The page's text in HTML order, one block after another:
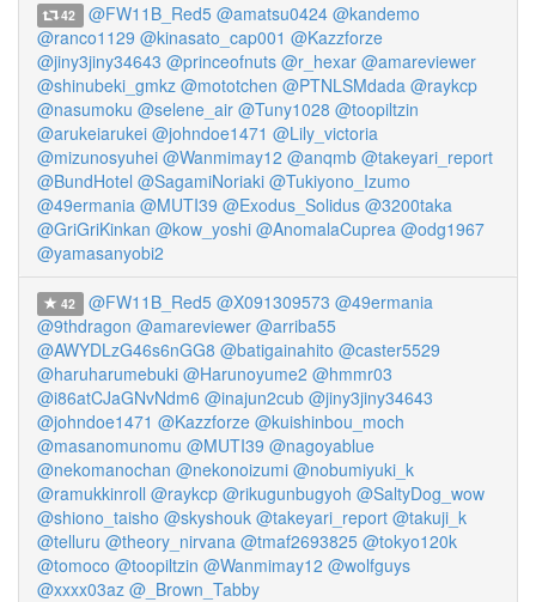
42 @FW11B_Red5 @amatsu0424 @kandemo
@ranco1129 @kinasato_cap001 @Kazzforze
@jiny3jiny34643 @princeofnuts @r_hexar @amareviewer
@shinubeki_gmkz @mototchen @PTNLSMdada @raykcp
@nasumoku @selene_air @Tuny1028 @toopiltzin
@arukeiarukei @johndoe1471 @Lily_victoria
@mizunosyuhei @Wanmimay12 @anqmb @takeyari_report
@BundHotel @SagamiNoriaki @Tukiyono_Izumo
@49ermania @MUTI39 @Exodus_Solidus @3200taka
@GriGriKinkan @kow_yoshi @AnomalaCuprea @odg1967
@yamasanyobi2
42 @FW11B_Red5 @X091309573 @49ermania
@9thdragon @amareviewer @arriba55
@AWYDLzG46s6nGG8 @batigainahito @caster5529
@haruharumebuki @Harunoyume2 @hmmr03
@i86atCJaGNvNdm6 @inajun2cub @jiny3jiny34643
@johndoe1471 @Kazzforze @kuishinbou_moch
@masanomunomu @MUTI39 @nagoyablue
@nekomanochan @nekonoizumi @nobumiyuki_k
@ramukkinroll @raykcp @rikugunbugyoh @SaltyDog_wow
@shiono_taisho @skyshouk @takeyari_report @takuji_k
@telluru @theory_nirvana @tmaf2693825 @tokyo120k
@tomoco @toopiltzin @Wanmimay12 @wolfguys
@xxxx03az @_Brown_Tabby